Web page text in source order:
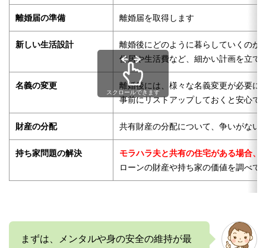
離婚届の準備 離婚届を取得します
新しい生活設計
離婚後にどのように暮らしていくのか
住居や生活費など、細かい計画を立て
名義の変更
離婚後には、様々な名義変更が必要に
事前にリストアップしておくと安心で
財産の分配 共有財産の分配について、争いがない
持ち家問題の解決
モラハラ夫と共有の住宅がある場合、
ローンの財産や持ち家の価値を調べて
スクロールできます
まずは、メンタルや身の安全の維持が最